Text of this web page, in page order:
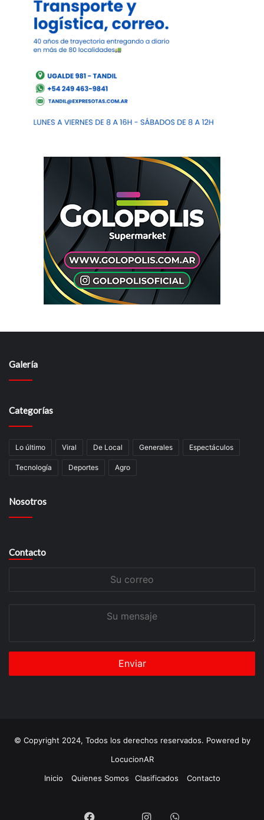
Galería
Categorías
Lo último Viral De Local Generales Espectáculos
Tecnologí­a Deportes Agro
Nosotros
Contacto
© Copyright 2024, Todos los derechos reservados. Powered by
LocucionAR
Inicio
Quienes Somos Clasificados Contacto
Facebook InstagramWhatsapp